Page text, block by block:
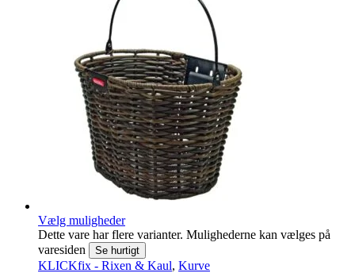
Vælg muligheder
Dette vare har flere varianter. Mulighederne kan vælges på
varesiden
Se hurtigt
KLICKfix - Rixen & Kaul, Kurve